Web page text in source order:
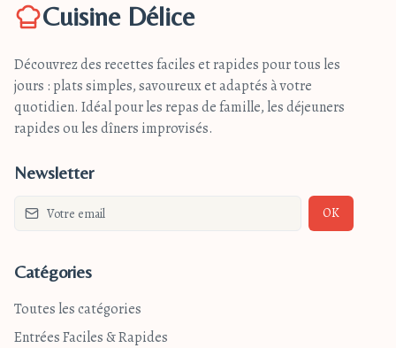
Cuisine Délice
Découvrez des recettes faciles et rapides pour tous les
jours : plats simples, savoureux et adaptés à votre
quotidien. Idéal pour les repas de famille, les déjeuners
rapides ou les dîners improvisés.
Newsletter
OK
Catégories
Toutes les catégories
Entrées Faciles & Rapides